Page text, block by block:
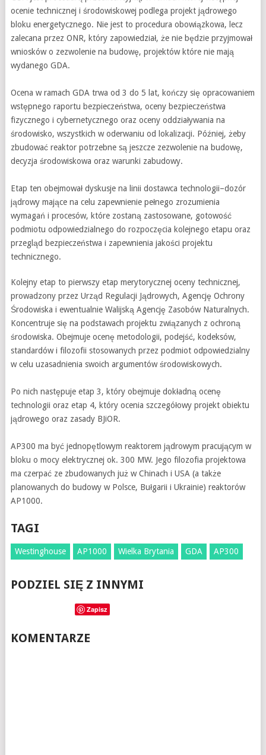
ocenie technicznej i środowiskowej podlega projekt jądrowego
bloku energetycznego. Nie jest to procedura obowiązkowa, lecz
zalecana przez ONR, który zapowiedział, że nie będzie przyjmował
wniosków o zezwolenie na budowę, projektów które nie mają
wydanego GDA.
Ocena w ramach GDA trwa od 3 do 5 lat, kończy się opracowaniem
wstępnego raportu bezpieczeństwa, oceny bezpieczeństwa
fizycznego i cybernetycznego oraz oceny oddziaływania na
środowisko, wszystkich w oderwaniu od lokalizacji. Później, żeby
zbudować reaktor potrzebne są jeszcze zezwolenie na budowę,
decyzja środowiskowa oraz warunki zabudowy.
Etap ten obejmował dyskusje na linii dostawca technologii–dozór
jądrowy mające na celu zapewnienie pełnego zrozumienia
wymagań i procesów, które zostaną zastosowane, gotowość
podmiotu odpowiedzialnego do rozpoczęcia kolejnego etapu oraz
przegląd bezpieczeństwa i zapewnienia jakości projektu
technicznego.
Kolejny etap to pierwszy etap merytorycznej oceny technicznej,
prowadzony przez Urząd Regulacji Jądrowych, Agencję Ochrony
Środowiska i ewentualnie Walijską Agencję Zasobów Naturalnych.
Koncentruje się na podstawach projektu związanych z ochroną
środowiska. Obejmuje ocenę metodologii, podejść, kodeksów,
standardów i filozofii stosowanych przez podmiot odpowiedzialny
w celu uzasadnienia swoich argumentów środowiskowych.
Po nich następuje etap 3, który obejmuje dokładną ocenę
technologii oraz etap 4, który ocenia szczegółowy projekt obiektu
jądrowego oraz zasady BJiOR.
AP300 ma być jednopętlowym reaktorem jądrowym pracującym w
bloku o mocy elektrycznej ok. 300 MW. Jego filozofia projektowa
ma czerpać ze zbudowanych już w Chinach i USA (a także
planowanych do budowy w Polsce, Bułgarii i Ukrainie) reaktorów
AP1000.
TAGI
Westinghouse AP1000 Wielka Brytania GDA AP300
PODZIEL SIĘ Z INNYMI
Zapisz
KOMENTARZE